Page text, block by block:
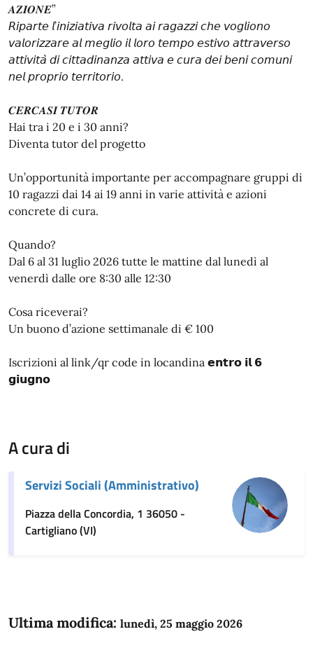
𝑨𝒁𝑰𝑶𝑵𝑬”
𝘙𝘪𝘱𝘢𝘳𝘵𝘦 𝘭’𝘪𝘯𝘪𝘻𝘪𝘢𝘵𝘪𝘷𝘢 𝘳𝘪𝘷𝘰𝘭𝘵𝘢 𝘢𝘪 𝘳𝘢𝘨𝘢𝘻𝘻𝘪 𝘤𝘩𝘦 𝘷𝘰𝘨𝘭𝘪𝘰𝘯𝘰
𝘷𝘢𝘭𝘰𝘳𝘪𝘻𝘻𝘢𝘳𝘦 𝘢𝘭 𝘮𝘦𝘨𝘭𝘪𝘰 𝘪𝘭 𝘭𝘰𝘳𝘰 𝘵𝘦𝘮𝘱𝘰 𝘦𝘴𝘵𝘪𝘷𝘰 𝘢𝘵𝘵𝘳𝘢𝘷𝘦𝘳𝘴𝘰
𝘢𝘵𝘵𝘪𝘷𝘪𝘵𝘢̀ 𝘥𝘪 𝘤𝘪𝘵𝘵𝘢𝘥𝘪𝘯𝘢𝘯𝘻𝘢 𝘢𝘵𝘵𝘪𝘷𝘢 𝘦 𝘤𝘶𝘳𝘢 𝘥𝘦𝘪 𝘣𝘦𝘯𝘪 𝘤𝘰𝘮𝘶𝘯𝘪
𝘯𝘦𝘭 𝘱𝘳𝘰𝘱𝘳𝘪𝘰 𝘵𝘦𝘳𝘳𝘪𝘵𝘰𝘳𝘪𝘰.
𝑪𝑬𝑹𝑪𝑨𝑺𝑰 𝑻𝑼𝑻𝑶𝑹
Hai tra i 20 e i 30 anni?
Diventa tutor del progetto
Un’opportunità importante per accompagnare gruppi di
10 ragazzi dai 14 ai 19 anni in varie attività e azioni
concrete di cura.
Quando?
Dal 6 al 31 luglio 2026 tutte le mattine dal lunedì al
venerdì dalle ore 8:30 alle 12:30
Cosa riceverai?
Un buono d’azione settimanale di € 100
Iscrizioni al link/qr code in locandina 𝗲𝗻𝘁𝗿𝗼 𝗶𝗹 𝟲
𝗴𝗶𝘂𝗴𝗻𝗼
A cura di
Servizi Sociali (Amministrativo)
Piazza della Concordia, 1 36050 -
Cartigliano (VI)
Ultima modifica: lunedì, 25 maggio 2026